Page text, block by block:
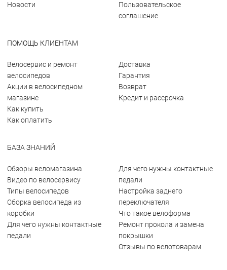
Новости
Пользовательское
соглашение
ПОМОЩЬ КЛИЕНТАМ
Велосервис и ремонт
велосипедов
Акции в велосипедном
магазине
Как купить
Как оплатить
Доставка
Гарантия
Возврат
Кредит и рассрочка
БАЗА ЗНАНИЙ
Обзоры веломагазина
Видео по велосервису
Типы велосипедов
Сборка велосипеда из
коробки
Для чего нужны контактные
педали
Для чего нужны контактные
педали
Настройка заднего
переключателя
Что такое велоформа
Ремонт прокола и замена
покрышки
Отзывы по велотоварам